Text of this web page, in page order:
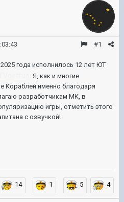
#1
года исполнилось 12 лет ЮТ
. Я, как и многие
Кораблей именно благодаря
разработчикам МК, в
игры, отметить этого
с озвучкой!
14 1 5 4